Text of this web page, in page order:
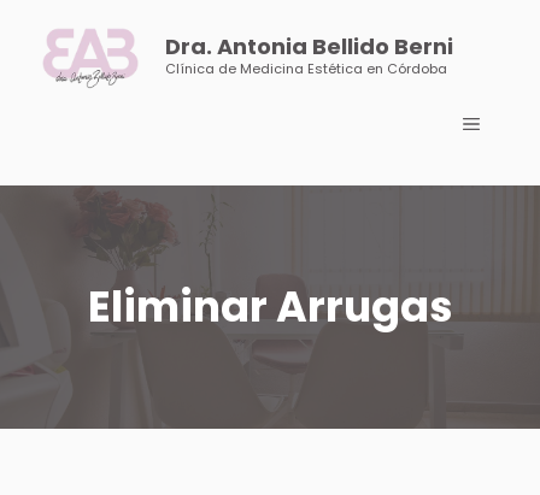
contenido
Dra. Antonia Bellido Berni
Clínica de Medicina Estética en Córdoba
Menú
Eliminar Arrugas